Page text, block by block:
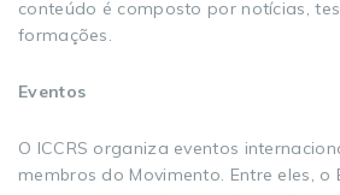
conteúdo é composto por notícias,
formações.
Eventos
O ICCRS organiza eventos
membros do Movimento. Entre eles, o